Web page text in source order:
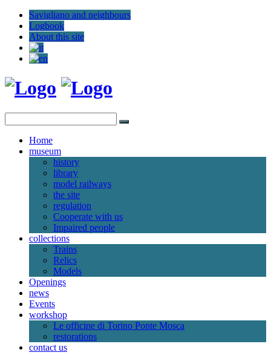
Savigliano and neighbours
Logbook
About this site
Home
museum
history
library
model railways
the site
regulation
Cooperate with us
Impaired people
collections
Trains
Relics
Models
Openings
news
Events
workshop
Le officine di Torino Ponte Mosca
restorations
contact us